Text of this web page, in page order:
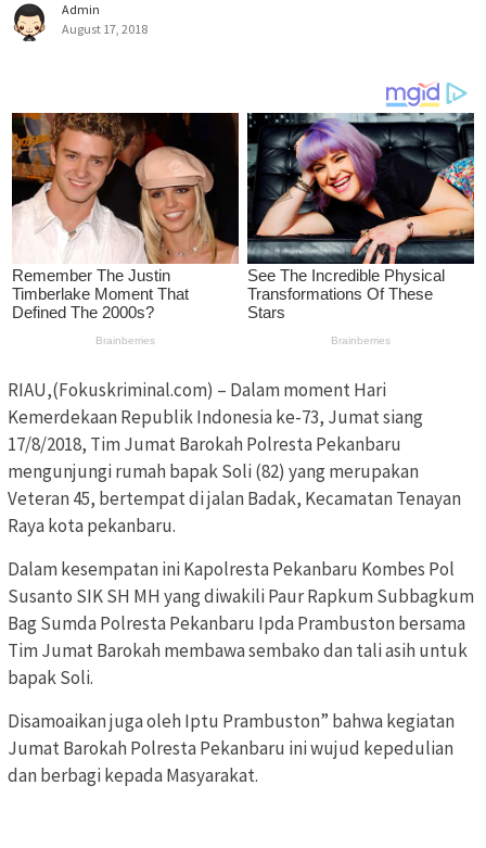
Admin
August 17, 2018
RIAU,(Fokuskriminal.com) – Dalam moment Hari
Kemerdekaan Republik Indonesia ke-73, Jumat siang
17/8/2018, Tim Jumat Barokah Polresta Pekanbaru
mengunjungi rumah bapak Soli (82) yang merupakan
Veteran 45, bertempat di jalan Badak, Kecamatan Tenayan
Raya kota pekanbaru.
Dalam kesempatan ini Kapolresta Pekanbaru Kombes Pol
Susanto SIK SH MH yang diwakili Paur Rapkum Subbagkum
Bag Sumda Polresta Pekanbaru Ipda Prambuston bersama
Tim Jumat Barokah membawa sembako dan tali asih untuk
bapak Soli.
Disamoaikan juga oleh Iptu Prambuston” bahwa kegiatan
Jumat Barokah Polresta Pekanbaru ini wujud kepedulian
dan berbagi kepada Masyarakat.